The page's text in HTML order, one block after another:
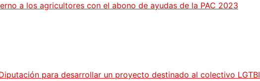
a los agricultores con el abono de ayudas de la PAC 2023
para desarrollar un proyecto destinado al colectivo LGTBI